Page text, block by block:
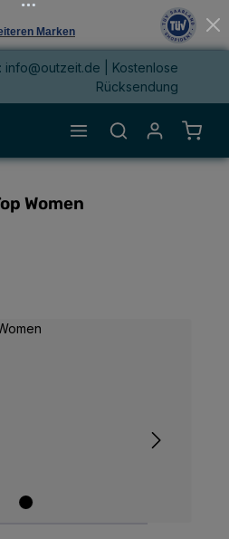
info@outzeit.de | Kostenlose
Rücksendung
Women